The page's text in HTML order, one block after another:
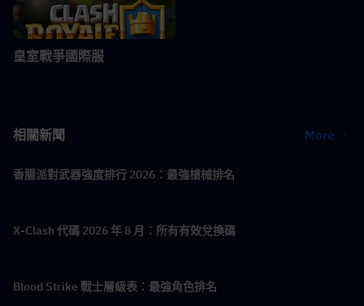
皇室戰爭國際服
相關新聞 More
香腸派對武器強度排行 2026：最強槍械排名
X-Clash 代碼 2026 年 8 月：所有有效兌換碼
Blood Strike 戰士層級表：最強角色排名